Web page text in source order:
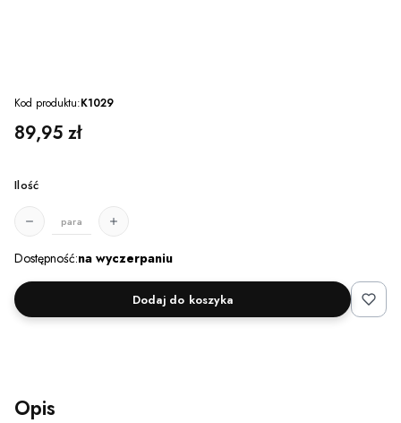
Kod produktu:K1029
Cena
89,95 zł
Ilość
para
Dostępność:na wyczerpaniu
Dodaj do koszyka
Opis